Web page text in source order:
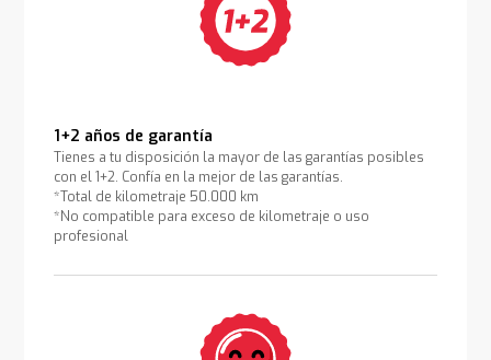
1+2 años de garantía
Tienes a tu disposición la mayor de las garantías posibles
con el 1+2. Confía en la mejor de las garantías.
*Total de kilometraje 50.000 km
*No compatible para exceso de kilometraje o uso
profesional